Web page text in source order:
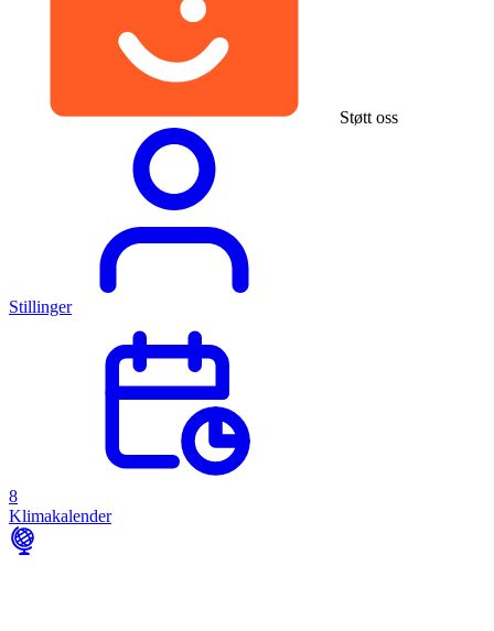
Støtt oss
Stillinger
8
Klimakalender